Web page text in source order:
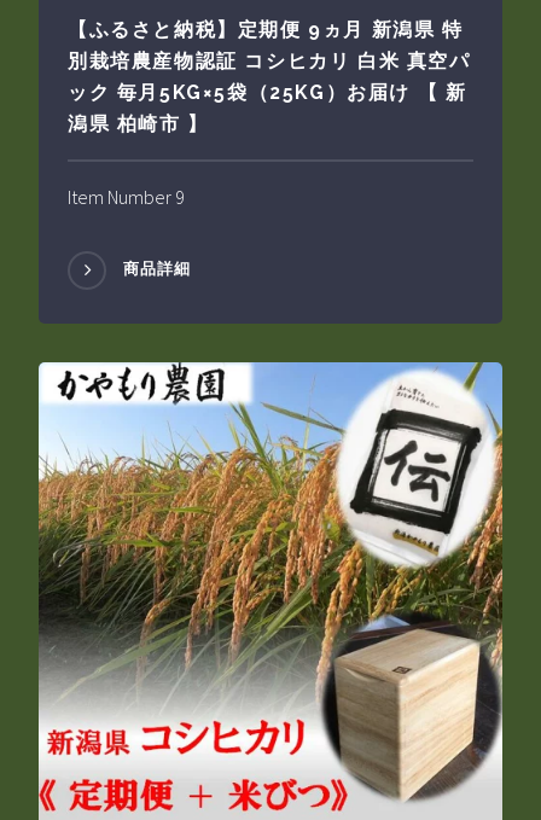
【ふるさと納税】定期便 9ヵ月 新潟県 特
別栽培農産物認証 コシヒカリ 白米 真空パ
ック 毎月5KG×5袋（25KG）お届け 【 新
潟県 柏崎市 】
Item Number 9
商品詳細